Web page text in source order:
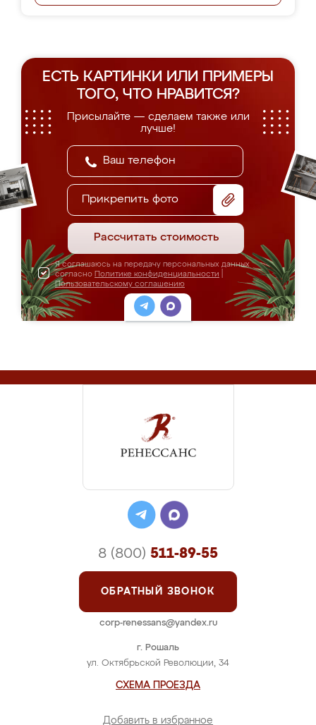
ЕСТЬ КАРТИНКИ ИЛИ ПРИМЕРЫ
ТОГО, ЧТО НРАВИТСЯ?
Присылайте — сделаем также или
лучше!
Прикрепить фото
Рассчитать стоимость
Я соглашаюсь на передачу персональных данных
согласно Политике конфиденциальности
Пользовательскому соглашению
г. Рошаль
ул. Октябрьской Революции, 34
СХЕМА ПРОЕЗДА
Добавить в избранное
8 (800) 511-89-55
ОБРАТНЫЙ ЗВОНОК
corp-renessans@yandex.ru